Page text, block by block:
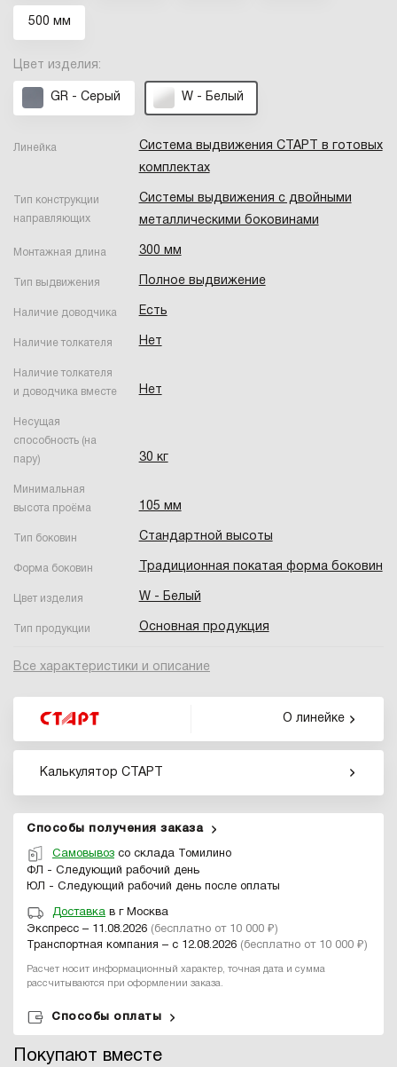
500 мм
Цвет изделия:
GR - Серый W - Белый
Линейка
Система выдвижения СТАРТ в готовых
комплектах
Тип конструкции
направляющих
Системы выдвижения с двойными
металлическими боковинами
Монтажная длина 300 мм
Тип выдвижения Полное выдвижение
Наличие доводчика Есть
Наличие толкателя Нет
Наличие толкателя
и доводчика вместе
Нет
Несущая
способность (на
пару)
30 кг
Минимальная
высота проёма
105 мм
Тип боковин Стандартной высоты
Форма боковин Традиционная покатая форма боковин
Цвет изделия W - Белый
Тип продукции Основная продукция
Все характеристики и описание
О линейке
Калькулятор СТАРТ
Способы получения заказа
Самовывоз со склада Томилино
ФЛ - Следующий рабочий день
ЮЛ - Следующий рабочий день после оплаты
Доставка в г Москва
Экспресс – 11.08.2026 (бесплатно от 10 000 ₽)
Транспортная компания – с 12.08.2026 (бесплатно от 10 000 ₽)
Расчет носит информационный характер, точная дата и сумма
рассчитываются при оформлении заказа.
Способы оплаты
Покупают вместе